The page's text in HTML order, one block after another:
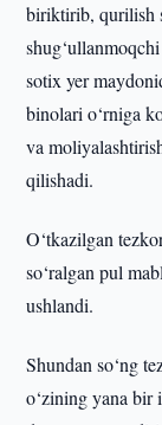
biriktirib, qurilish
sotix yer
binolari o‘rniga
va
qilishadi.
O‘tkazilgan
so‘ralgan pul
ushlandi.
Shundan so‘ng
o‘zining yana